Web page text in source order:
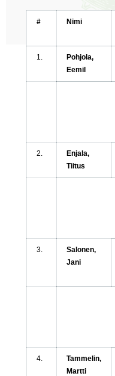
# Nimi
1.
Pohjola,
Eemil
2.
Enjala,
Tiitus
3.
Salonen,
Jani
4.
Tammelin,
Martti